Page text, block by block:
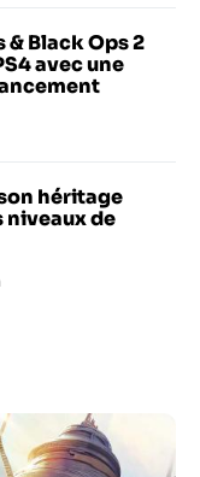
& Black Ops 2
avec une
héritage
niveaux de